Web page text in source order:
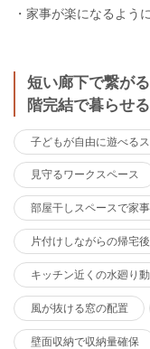
・家事が楽になるよう
短い廊下で繋が
階完結で暮らせ
子どもが自由に遊べる
見守るワークスペース
部屋干しスペースで家
片付けしながらの帰宅
キッチン近くの水廻り
風が抜ける窓の配置
壁面収納で収納量確保